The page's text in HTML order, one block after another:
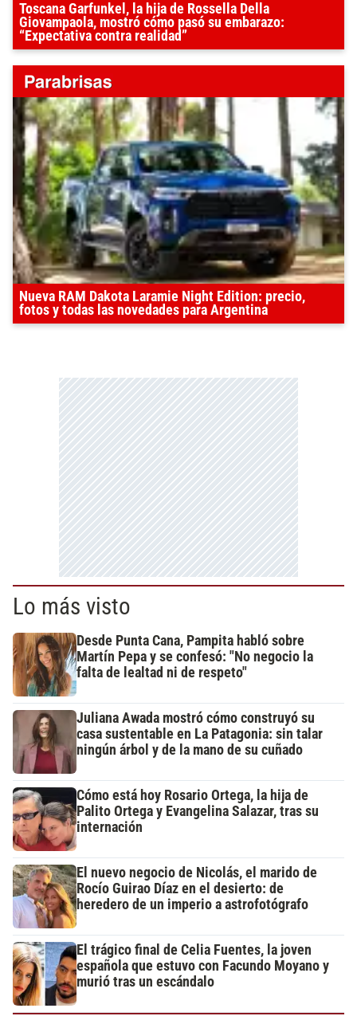
Toscana Garfunkel, la hija de Rossella Della
Giovampaola, mostró cómo pasó su embarazo:
“Expectativa contra realidad”
Nueva RAM Dakota Laramie Night Edition: precio,
fotos y todas las novedades para Argentina
Lo más visto
Desde Punta Cana, Pampita habló sobre
Martín Pepa y se confesó: "No negocio la
falta de lealtad ni de respeto"
Juliana Awada mostró cómo construyó su
casa sustentable en La Patagonia: sin talar
ningún árbol y de la mano de su cuñado
Cómo está hoy Rosario Ortega, la hija de
Palito Ortega y Evangelina Salazar, tras su
internación
El nuevo negocio de Nicolás, el marido de
Rocío Guirao Díaz en el desierto: de
heredero de un imperio a astrofotógrafo
El trágico final de Celia Fuentes, la joven
española que estuvo con Facundo Moyano y
murió tras un escándalo